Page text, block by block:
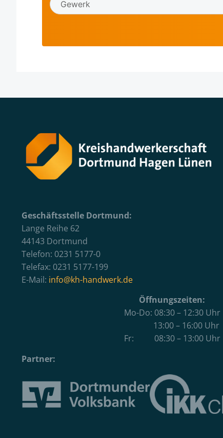
Geschäftsstelle Dortmund:
Lange Reihe 62
44143 Dortmund
Telefon: 0231 5177-0
Telefax: 0231 5177-199
E-Mail: info@kh-handwerk.de
Öffnungszeiten:
Mo-Do: 08:30 – 12:30 Uhr
13:00 – 16:00 Uhr
Fr: 08:30 – 13:00 Uhr
Partner: